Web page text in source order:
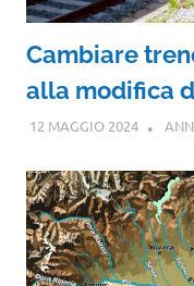
Cambiare
alla modifica
12 MAGGIO 2024